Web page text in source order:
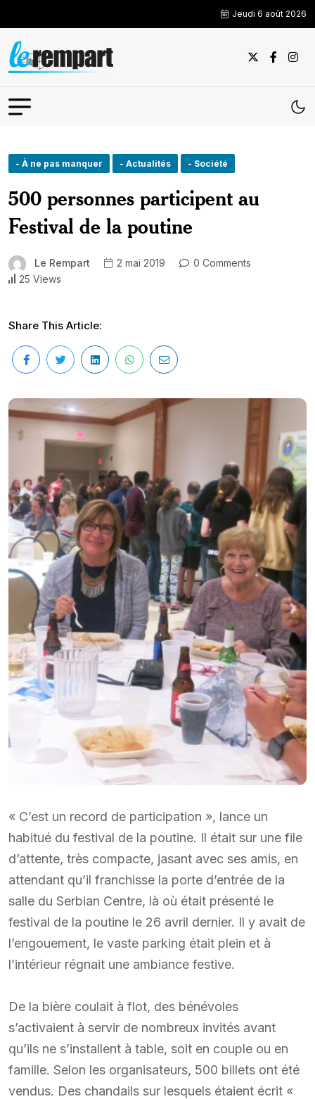
Jeudi 6 août 2026
- À ne pas manquer - Actualités - Société
500 personnes participent au
Festival de la poutine
Le Rempart 2 mai 2019
0 Comments
25 Views
Share This Article:
« C’est un record de participation », lance un
habitué du festival de la poutine. Il était sur une file
d’attente, très compacte, jasant avec ses amis, en
attendant qu’il franchisse la porte d’entrée de la
salle du Serbian Centre, là où était présenté le
festival de la poutine le 26 avril dernier. Il y avait de
l’engouement, le vaste parking était plein et à
l’intérieur régnait une ambiance festive.
De la bière coulait à flot, des bénévoles
s’activaient à servir de nombreux invités avant
qu’ils ne s’installent à table, soit en couple ou en
famille. Selon les organisateurs, 500 billets ont été
vendus. Des chandails sur lesquels étaient écrit «